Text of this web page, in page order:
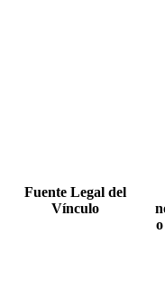
Fuente Legal del
Vínculo